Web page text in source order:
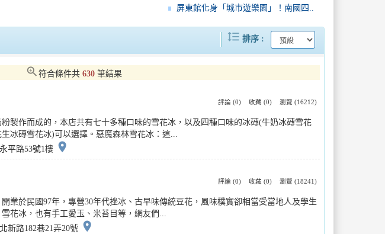
大寮戶政邀請新住民「穿越古今」走訪..
《關於我轉生變成史萊姆這檔事劇場版..
宮前千人辦桌！屏東黑鮪魚季「美.. 期待再相會！美國在台協會高雄分處長..
運河百年-戶外音樂祭半數卡司台.. 因應今(115)年汛期北市環保局全..
屏東館化身「城市遊樂園」！南國四..
format_line_spacing 排序
zoom_in 符合條件共 630筆結果
評論 (0) 收藏 (0) 瀏覽 (16212)
製作而成的，本店共有七十多種口味的雪花冰，以及四種口味的冰磚(牛奶冰磚雪花
冰磚雪花冰)可以選擇。惡魔森林雪花冰：這...
平路53號1樓 place
評論 (0) 收藏 (0) 瀏覽 (18241)
業於民國97年，專營30年代挫冰、古早味傳統豆花，風味樸實卻相當受當地人及學生
花冰，也有手工愛玉、米苔目等，網友們...
新路182巷21弄20號 place